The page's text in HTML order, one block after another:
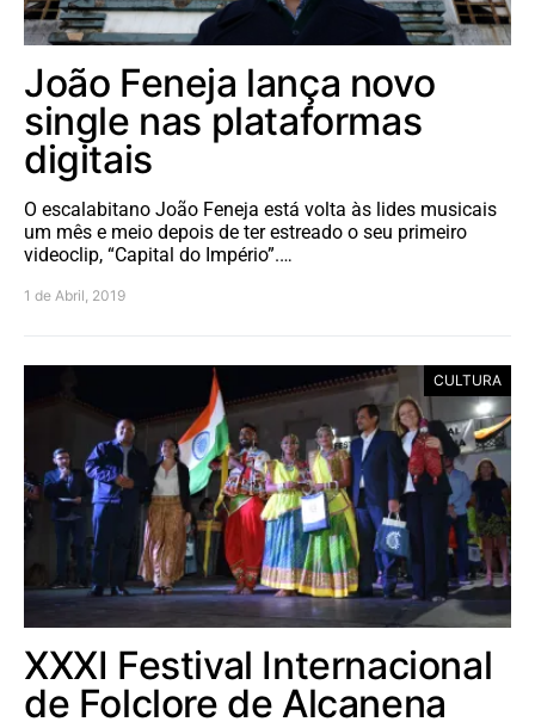
João Feneja lança novo
single nas plataformas
digitais
O escalabitano João Feneja está volta às lides musicais
um mês e meio depois de ter estreado o seu primeiro
videoclip, “Capital do Império”.…
1 de Abril, 2019
CULTURA
XXXI Festival Internacional
de Folclore de Alcanena